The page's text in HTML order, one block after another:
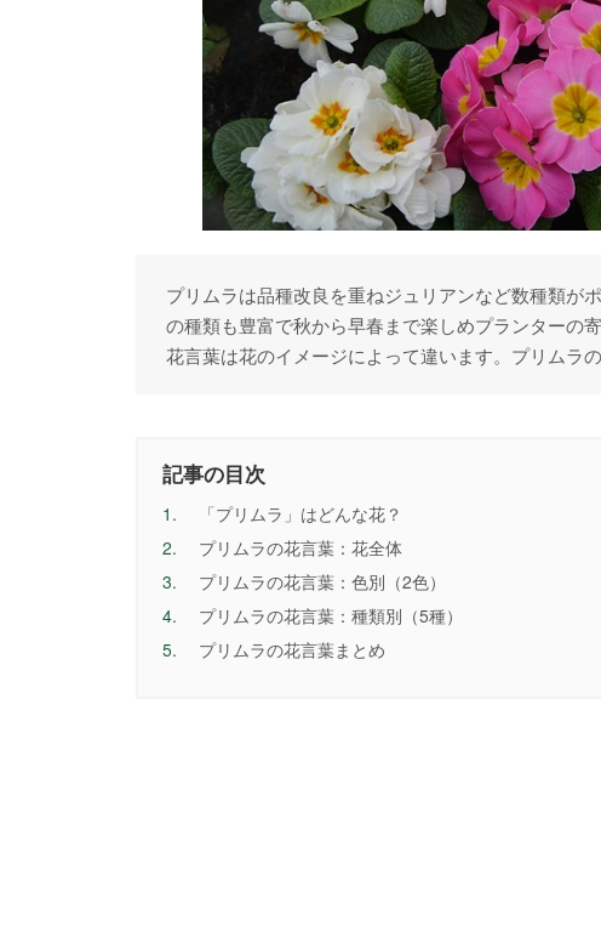
プリムラは品種改良を重ねジュリアンなど数種類が
の種類も豊富で秋から早春まで楽しめプランターの
花言葉は花のイメージによって違います。プリムラ
記事の目次
1.
「プリムラ」はどんな花？
2.
プリムラの花言葉：花全体
3.
プリムラの花言葉：色別（2色）
4.
プリムラの花言葉：種類別（5種）
5.
プリムラの花言葉まとめ